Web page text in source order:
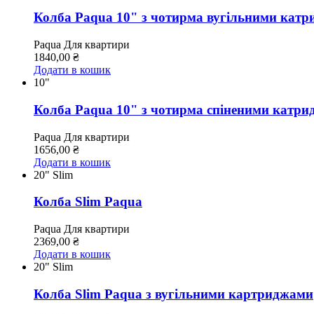
Колба Paqua 10" з чотирма вугільними
Paqua Для квартири
1840,00 ₴
Додати в кошик
10"
Колба Paqua 10" з чотирма спіненими
Paqua Для квартири
1656,00 ₴
Додати в кошик
20" Slim
Колба Slim Paqua
Paqua Для квартири
2369,00 ₴
Додати в кошик
20" Slim
Колба Slim Paqua з вугільними картриджами